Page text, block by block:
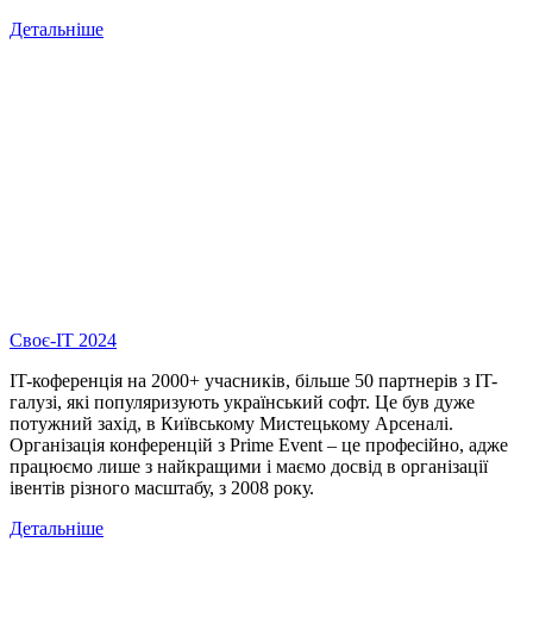
Детальніше
Своє-IT 2024
IT-коференція на 2000+ учасників, більше 50 партнерів з IT-
галузі, які популяризують український софт. Це був дуже
потужний захід, в Київському Мистецькому Арсеналі.
Організація конференцій з Prime Event – це професійно, адже
працюємо лише з найкращими і маємо досвід в організації
івентів різного масштабу, з 2008 року.
Детальніше